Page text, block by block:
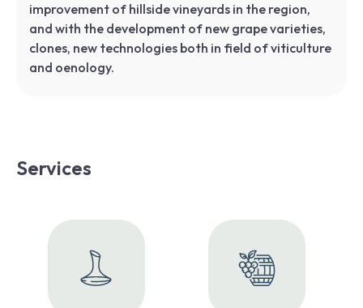
improvement of hillside vineyards in the region,
and with the development of new grape varieties,
clones, new technologies both in field of viticulture
and oenology.
Services